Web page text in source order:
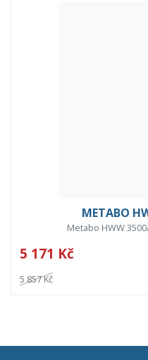
METABO
Metabo HWW
5 171 Kč
5 857 Kč